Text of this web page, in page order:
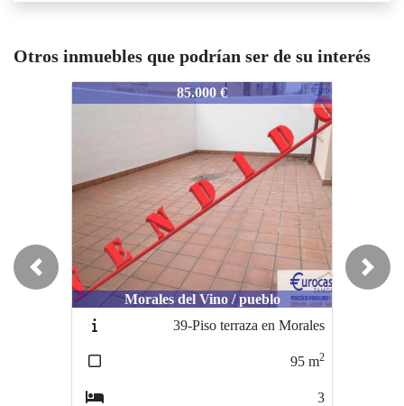
Otros inmuebles que podrían ser de su interés
Casabajaconpatiocerc
85.000 €
Morales del Vino / pueblo
39-Piso terraza en Morales
359-
359-Casabajaconpatiocerc
52.000 €
Villaralbo / centro
537-casabajaenvillaralbo
84m2
4
Previous Next